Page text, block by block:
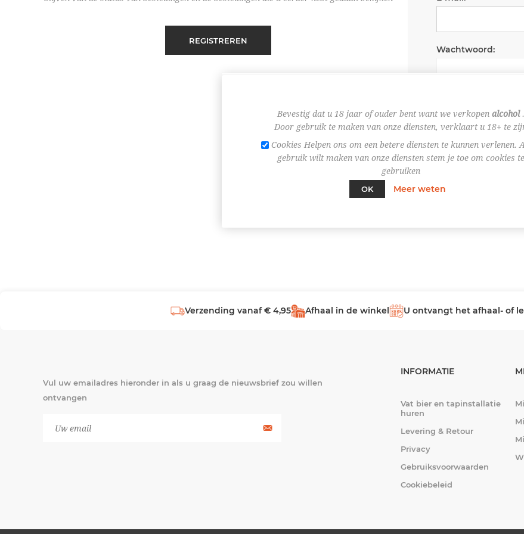
REGISTREREN
Wachtwoord:
Verzending vanaf € 4,95 Afhaal in de winkel U ontvangt het afhaal- of
Vul uw emailadres hieronder in als u graag de nieuwsbrief zou willen
ontvangen
INFORMATIE
Vat bier en tapinstallatie
huren
Levering & Retour
Privacy
Gebruiksvoorwaarden
Cookiebeleid
Bevestig dat u 18 jaar of ouder bent want we verkopen alcohol.
Door gebruik te maken van onze diensten, verklaart u 18+ te
Cookies Helpen ons om een betere diensten te kunnen verlenen.
gebruik wilt maken van onze diensten stem je toe om cookies te
gebruiken
OK
Meer weten